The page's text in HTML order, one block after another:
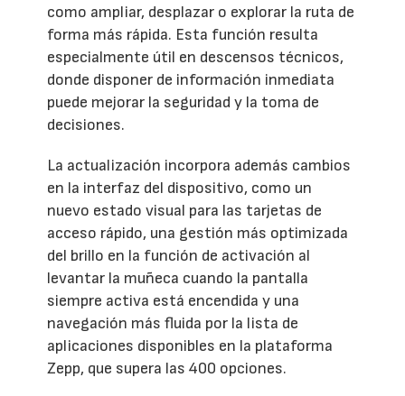
como ampliar, desplazar o explorar la ruta de
forma más rápida. Esta función resulta
especialmente útil en descensos técnicos,
donde disponer de información inmediata
puede mejorar la seguridad y la toma de
decisiones.
La actualización incorpora además cambios
en la interfaz del dispositivo, como un
nuevo estado visual para las tarjetas de
acceso rápido, una gestión más optimizada
del brillo en la función de activación al
levantar la muñeca cuando la pantalla
siempre activa está encendida y una
navegación más fluida por la lista de
aplicaciones disponibles en la plataforma
Zepp, que supera las 400 opciones.